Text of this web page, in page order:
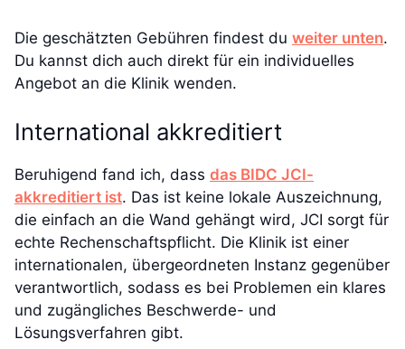
Die geschätzten Gebühren findest du weiter unten.
Du kannst dich auch direkt für ein individuelles
Angebot an die Klinik wenden.
International akkreditiert
Beruhigend fand ich, dass das BIDC JCI-
akkreditiert ist. Das ist keine lokale Auszeichnung,
die einfach an die Wand gehängt wird, JCI sorgt für
echte Rechenschaftspflicht. Die Klinik ist einer
internationalen, übergeordneten Instanz gegenüber
verantwortlich, sodass es bei Problemen ein klares
und zugängliches Beschwerde- und
Lösungsverfahren gibt.